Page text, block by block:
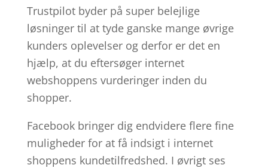
Trustpilot byder på super belejlige
løsninger til at tyde ganske mange øvrige
kunders oplevelser og derfor er det en
hjælp, at du eftersøger internet
webshoppens vurderinger inden du
shopper.
Facebook bringer dig endvidere flere fine
muligheder for at få indsigt i internet
shoppens kundetilfredshed. I øvrigt ses